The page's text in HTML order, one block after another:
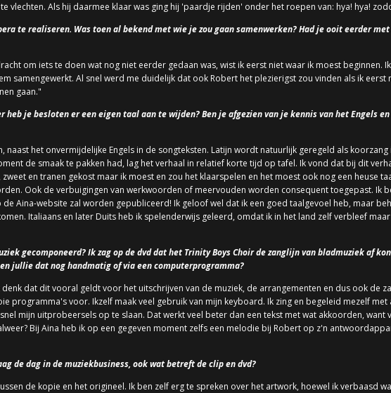
vlechten. Als hij daarmee klaar was ging hij 'paardje rijden' onder het roepen van: hya! hya!
te realiseren. Was toen al bekend met wie je zou gaan samenwerken? Had je ooit eerder
om iets te doen wat nog niet eerder gedaan was, wist ik eerst niet waar ik moest beginnen.
samengewerkt. Al snel werd me duidelijk dat ook Robert het plezierigst zou vinden als ik eerst
gaan."
je besloten er een eigen taal aan te wijden? Ben je afgezien van je kennis van het Engels
het onvermijdelijke Engels in de songteksten. Latijn wordt natuurlijk geregeld als
de smaak te pakken had, lag het verhaal in relatief korte tijd op tafel. Ik vond dat bij dit
en tranen gekost maar ik moest en zou het klaarspelen en het moest ook nog een heuse
Ook de verbuigingen van werkwoorden of meervouden worden consequent toegepast. Ik
Aina-website zal worden gepubliceerd! Ik geloof wel dat ik een goed taalgevoel heb, maar
Italiaans en later Duits heb ik spelenderwijs geleerd, omdat ik in het land zelf verbleef
gecomponeerd? Ik zag op de dvd dat het Trinity Boys Choir de zanglijn van bladmuziek af
jullie dat nog handmatig of via een computerprogramma?
dat dit vooral geldt voor het uitschrijven van de muziek, de arrangementen en dus ook de
programma's voor. Ikzelf maak veel gebruik van mijn keyboard. Ik zing en begeleid mezelf met
mijn uitprobeersels op te slaan. Dat werkt veel beter dan een tekst met wat akkoorden, want
Bij Aina heb ik op een gegeven moment zelfs een melodie bij Robert op z'n
de dag in de muziekbusiness, ook wat betreft de clip en dvd?
de kopie en het origineel. Ik ben zelf erg te spreken over het artwork, hoewel ik verbaasd